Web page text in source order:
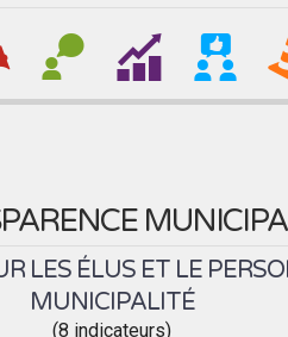
LES ÉLUS ET LE
MUNICIPALITÉ
(8 indicateurs)